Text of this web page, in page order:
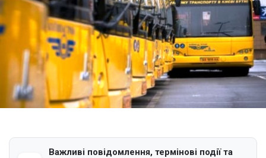
Важливі повідомлення, термінові події та